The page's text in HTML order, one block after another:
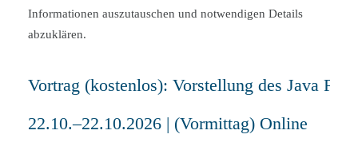
Informationen auszutauschen und notwendigen Details
abzuklären.